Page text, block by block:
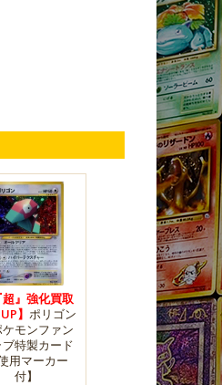
超』強化買取
】 ポリゴン
ケモンファン
ブ特製カード
用マーカー
付】